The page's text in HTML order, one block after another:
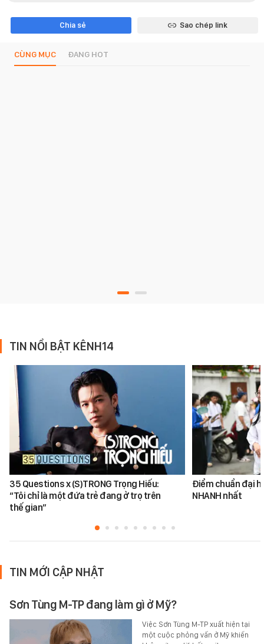
Chia sẻ Sao chép link
CÙNG MỤC ĐANG HOT
TIN NỔI BẬT KÊNH14
35 Questions x (S)TRONG Trọng Hiếu:
“Tôi chỉ là một đứa trẻ đang ở trọ trên
thế gian”
Điểm chuẩn đại
NHANH nhất
TIN MỚI CẬP NHẬT
Sơn Tùng M-TP đang làm gì ở Mỹ?
Việc Sơn Tùng M-TP xuất hiện tại
một cuộc phỏng vấn ở Mỹ khiến